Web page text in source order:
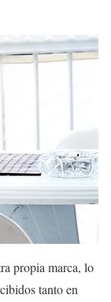
propia marca, lo
tanto en